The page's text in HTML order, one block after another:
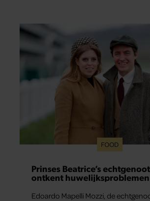
FOOD
Prinses Beatrice’s
ontkent huwelijksproblemen
Edoardo Mapelli Mozzi, de